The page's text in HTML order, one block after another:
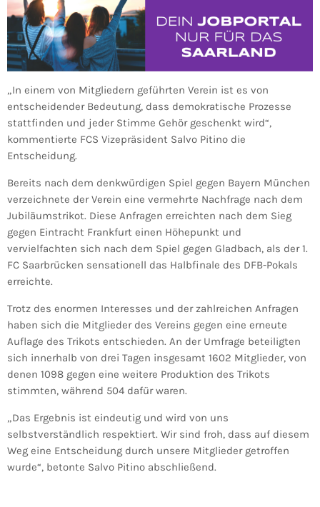
„In einem von Mitgliedern geführten Verein ist es von
entscheidender Bedeutung, dass demokratische Prozesse
stattfinden und jeder Stimme Gehör geschenkt wird“,
kommentierte FCS Vizepräsident Salvo Pitino die
Entscheidung.
Bereits nach dem denkwürdigen Spiel gegen Bayern München
verzeichnete der Verein eine vermehrte Nachfrage nach dem
Jubiläumstrikot. Diese Anfragen erreichten nach dem Sieg
gegen Eintracht Frankfurt einen Höhepunkt und
vervielfachten sich nach dem Spiel gegen Gladbach, als der 1.
FC Saarbrücken sensationell das Halbfinale des DFB-Pokals
erreichte.
Trotz des enormen Interesses und der zahlreichen Anfragen
haben sich die Mitglieder des Vereins gegen eine erneute
Auflage des Trikots entschieden. An der Umfrage beteiligten
sich innerhalb von drei Tagen insgesamt 1602 Mitglieder, von
denen 1098 gegen eine weitere Produktion des Trikots
stimmten, während 504 dafür waren.
„Das Ergebnis ist eindeutig und wird von uns
selbstverständlich respektiert. Wir sind froh, dass auf diesem
Weg eine Entscheidung durch unsere Mitglieder getroffen
wurde“, betonte Salvo Pitino abschließend.